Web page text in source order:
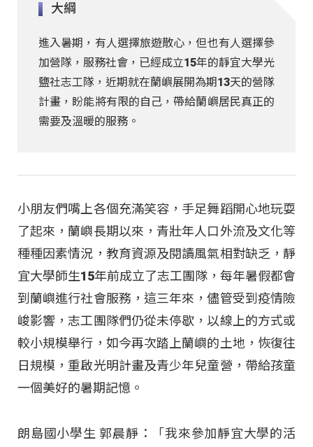
大綱
進入暑期，有人選擇旅遊散心，但也有人選擇參
加營隊，服務社會，已經成立15年的靜宜大學光
鹽社志工隊，近期就在蘭嶼展開為期13天的營隊
計畫，盼能將有限的自己，帶給蘭嶼居民真正的
需要及溫暖的服務。
小朋友們嘴上各個充滿笑容，手足舞蹈開心地玩耍
了起來，蘭嶼長期以來，青壯年人口外流及文化等
種種因素情況，教育資源及閱讀風氣相對缺乏，靜
宜大學師生15年前成立了志工團隊，每年暑假都會
到蘭嶼進行社會服務，這三年來，儘管受到疫情險
峻影響，志工團隊們仍從未停歇，以線上的方式或
較小規模舉行，如今再次踏上蘭嶼的土地，恢復往
日規模，重啟光明計畫及青少年兒童營，帶給孩童
一個美好的暑期記憶。
朗島國小學生 郭晨靜：「我來參加靜宜大學的活